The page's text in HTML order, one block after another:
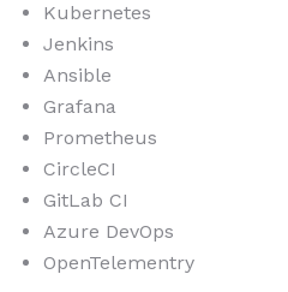
Kubernetes
Jenkins
Ansible
Grafana
Prometheus
CircleCI
GitLab CI
Azure DevOps
OpenTelementry